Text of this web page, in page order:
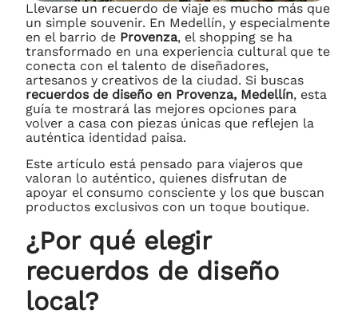
Llevarse un recuerdo de viaje es mucho más que
un simple souvenir. En Medellín, y especialmente
en el barrio de Provenza, el shopping se ha
transformado en una experiencia cultural que te
conecta con el talento de diseñadores,
artesanos y creativos de la ciudad. Si buscas
recuerdos de diseño en Provenza, Medellín, esta
guía te mostrará las mejores opciones para
volver a casa con piezas únicas que reflejen la
auténtica identidad paisa.
Este artículo está pensado para viajeros que
valoran lo auténtico, quienes disfrutan de
apoyar el consumo consciente y los que buscan
productos exclusivos con un toque boutique.
¿Por qué elegir
recuerdos de diseño
local?